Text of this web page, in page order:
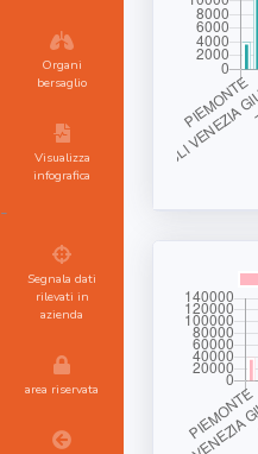
Organi
bersaglio
Visualizza
infografica
-
Segnala dati
rilevati in
azienda
area riservata